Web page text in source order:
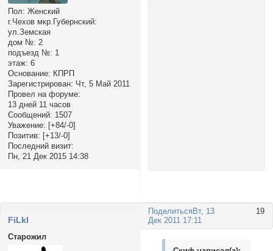
Пол: Женский
г.Чехов мкр.Губернский:
ул.Земская
дом №: 2
подъезд №: 1
этаж: 6
Основание: КПРП
Зарегистрирован: Чт, 5 Май 2011
Провел на форуме:
13 дней 11 часов
Сообщений: 1507
Уважение: [+84/-0]
Позитив: [+13/-0]
Последний визит:
Пн, 21 Дек 2015 14:38
Поделиться 19
Вт, 13
Дек 2011 17:11
FiLkI
Старожил